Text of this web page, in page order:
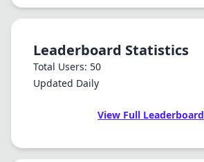
Leaderboard Statistics
Total Users: 50
Updated Daily
View Full Leaderboard